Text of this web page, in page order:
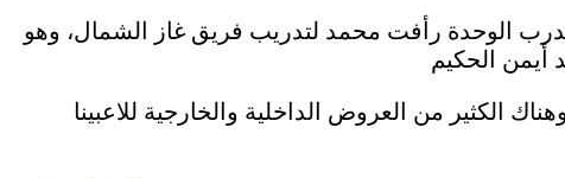
الوحدة رأفت محمد لتدريب فريق غاز الشمال، وهو
الكثير من العروض الداخلية والخارجية للاعبينا